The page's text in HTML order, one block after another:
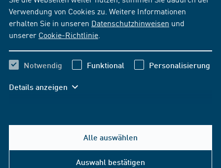
Verwendung von Cookies zu. Weitere Informationen
erhalten Sie in unseren Datenschutzhinweisen und
unserer Cookie-Richtlinie
Notwendig Funktional Personalisierung
Details anzeigen
Alle auswählen
Auswahl bestätigen